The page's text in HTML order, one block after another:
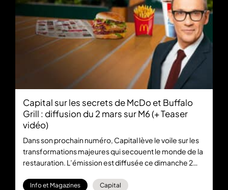
Capital sur les secrets de McDo et Buffalo
Grill : diffusion du 2 mars sur M6 (+ Teaser
vidéo)
Dans son prochain numéro, Capital lève le voile sur les
transformations majeures qui secouent le monde de la
restauration. L’émission est diffusée ce dimanche 2
gratuitement sur M6+.
Info et Magazines Capital